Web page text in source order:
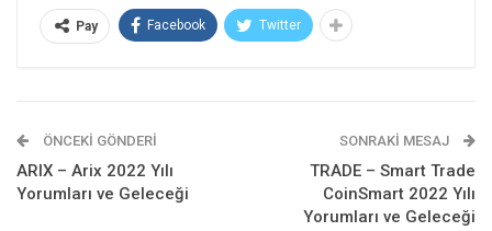
Pay Facebook Twitter
ÖNCEKI GÖNDERI
ARIX – Arix 2022 Yılı
Yorumları ve Geleceği
SONRAKI MESAJ
TRADE – Smart Trade
CoinSmart 2022 Yılı
Yorumları ve Geleceği